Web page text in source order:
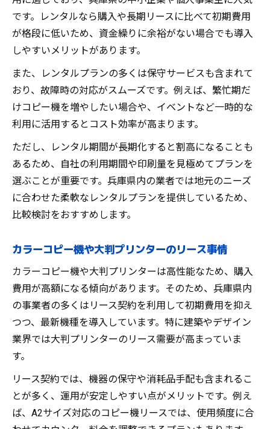
です。レンタルなら購入や長期リースに比べて初期費用
が格段に低いため、資金繰りに余裕がない場合でも導入
しやすいメリットがあります。
また、レンタルプランの多くは保守サービスも含まれて
おり、故障時の対応がスムーズです。例えば、繁忙期だ
けコピー機を増やしたい場合や、イベントなど一時的な
利用に活用するとコスト効率が高まります。
ただし、レンタル期間が長期化すると割高になることも
あるため、自社の利用期間や印刷量を見極めてプランを
選ぶことが重要です。兵庫県内の業者では地元のニーズ
に合わせた柔軟なレンタルプランを提供しているため、
比較検討をおすすめします。
カラーコピー機や大判プリンターのリース事情
カラーコピー機や大判プリンターは高性能なため、購入
費用が高額になる傾向があります。そのため、兵庫県内
の事業者の多くはリース契約を利用して初期費用を抑え
つつ、最新機種を導入しています。特に建築やデザイン
業界では大判プリンターのリース需要が高まっていま
す。
リース契約では、機器の保守や消耗品手配も含まれるこ
とが多く、運用が安定しやすい点がメリットです。例え
ば、A2サイズ対応のコピー機リースでは、使用頻度に合